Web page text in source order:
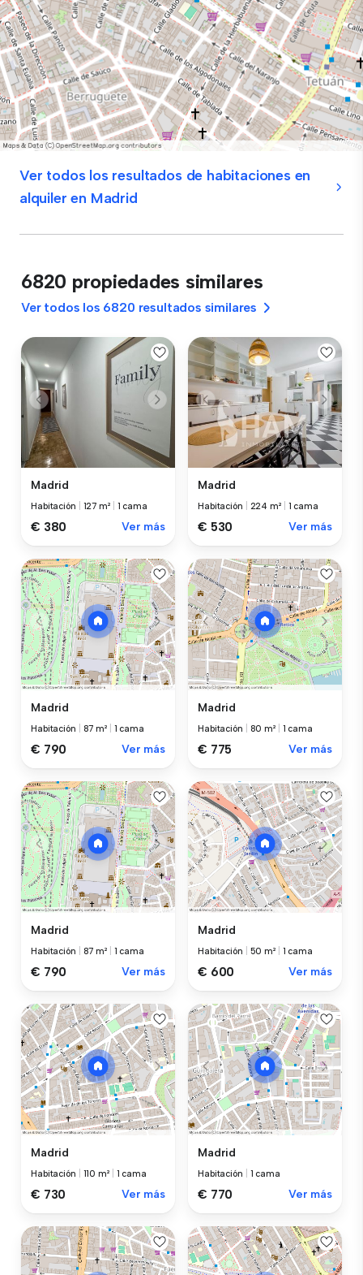
Ver todos los resultados de habitaciones en
alquiler en Madrid
6820 propiedades similares
Ver todos los 6820 resultados similares
Madrid
Habitación 127 m² 1 cama
€ 380 Ver más
Madrid
Habitación 224 m² 1 cama
€ 530 Ver más
Madrid
Habitación 87 m² 1 cama
€ 790 Ver más
Madrid
Habitación 80 m² 1 cama
€ 775 Ver más
Madrid
Habitación 87 m² 1 cama
€ 790 Ver más
Madrid
Habitación 50 m² 1 cama
€ 600 Ver más
Madrid
Habitación 110 m² 1 cama
€ 730 Ver más
Madrid
Habitación 1 cama
€ 770 Ver más